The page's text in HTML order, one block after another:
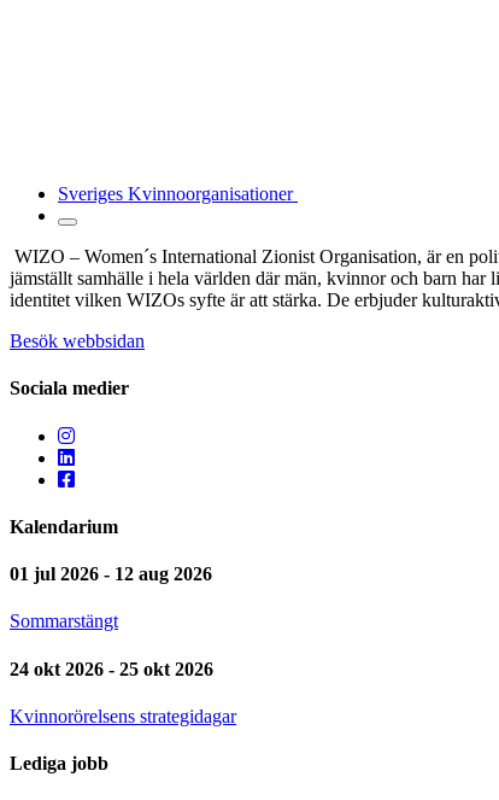
Sveriges Kvinnoorganisationer
WIZO – Women´s International Zionist Organisation, är en
jämställt samhälle i hela världen där män, kvinnor och barn har
identitet vilken WIZOs syfte äratt stärka. De erbjuder
Besök webbsidan
Sociala medier
Kalendarium
01 jul 2026 - 12 aug 2026
Sommarstängt
24 okt 2026 - 25 okt 2026
Kvinnorörelsens strategidagar
Lediga jobb